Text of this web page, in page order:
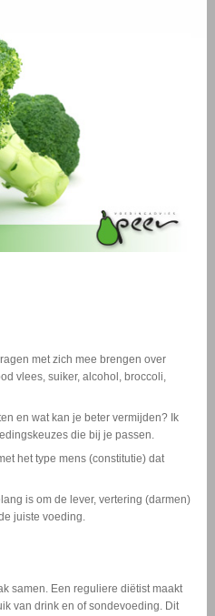
met zich mee brengen over
vlees, suiker, alcohol, broccoli,
en wat kan je beter vermijden? Ik
die bij je passen.
het type mens (constitutie) dat
is om de lever, vertering (darmen)
juiste voeding.
samen. Een reguliere diëtist maakt
van drink en of sondevoeding. Dit